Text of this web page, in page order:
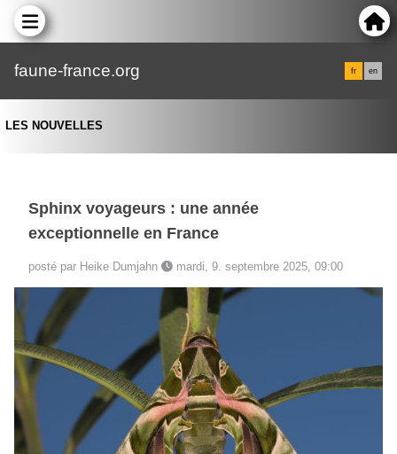
faune-france.org fr en
LES NOUVELLES
Sphinx voyageurs : une année
exceptionnelle en France
posté par Heike Dumjahn mardi, 9. septembre 2025, 09:00